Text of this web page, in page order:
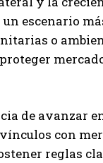
escenario
o
de avanzar
con
reglas